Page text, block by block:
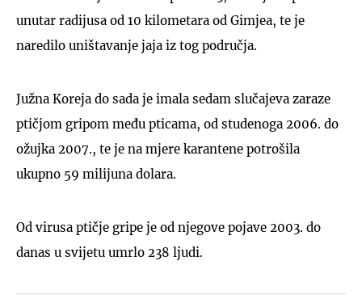
unutar radijusa od 10 kilometara od Gimjea, te je
naredilo uništavanje jaja iz tog područja.
Južna Koreja do sada je imala sedam slučajeva zaraze
ptičjom gripom među pticama, od studenoga 2006. do
ožujka 2007., te je na mjere karantene potrošila
ukupno 59 milijuna dolara.
Od virusa ptičje gripe je od njegove pojave 2003. do
danas u svijetu umrlo 238 ljudi.